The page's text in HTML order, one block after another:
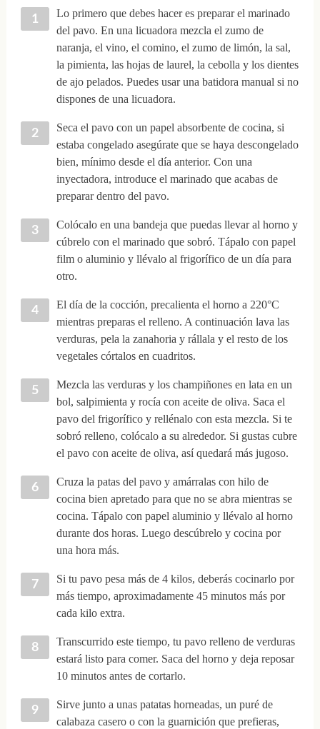
Lo primero que debes hacer es preparar el marinado
del pavo. En una licuadora mezcla el zumo de
naranja, el vino, el comino, el zumo de limón, la sal,
la pimienta, las hojas de laurel, la cebolla y los dientes
de ajo pelados. Puedes usar una batidora manual si no
dispones de una licuadora.
Seca el pavo con un papel absorbente de cocina, si
estaba congelado asegúrate que se haya descongelado
bien, mínimo desde el día anterior. Con una
inyectadora, introduce el marinado que acabas de
preparar dentro del pavo.
Colócalo en una bandeja que puedas llevar al horno y
cúbrelo con el marinado que sobró. Tápalo con papel
film o aluminio y llévalo al frigorífico de un día para
otro.
El día de la cocción, precalienta el horno a 220°C
mientras preparas el relleno. A continuación lava las
verduras, pela la zanahoria y rállala y el resto de los
vegetales córtalos en cuadritos.
Mezcla las verduras y los champiñones en lata en un
bol, salpimienta y rocía con aceite de oliva. Saca el
pavo del frigorífico y rellénalo con esta mezcla. Si te
sobró relleno, colócalo a su alrededor. Si gustas cubre
el pavo con aceite de oliva, así quedará más jugoso.
Cruza la patas del pavo y amárralas con hilo de
cocina bien apretado para que no se abra mientras se
cocina. Tápalo con papel aluminio y llévalo al horno
durante dos horas. Luego descúbrelo y cocina por
una hora más.
Si tu pavo pesa más de 4 kilos, deberás cocinarlo por
más tiempo, aproximadamente 45 minutos más por
cada kilo extra.
Transcurrido este tiempo, tu pavo relleno de verduras
estará listo para comer. Saca del horno y deja reposar
10 minutos antes de cortarlo.
Sirve junto a unas patatas horneadas, un puré de
calabaza casero o con la guarnición que prefieras,